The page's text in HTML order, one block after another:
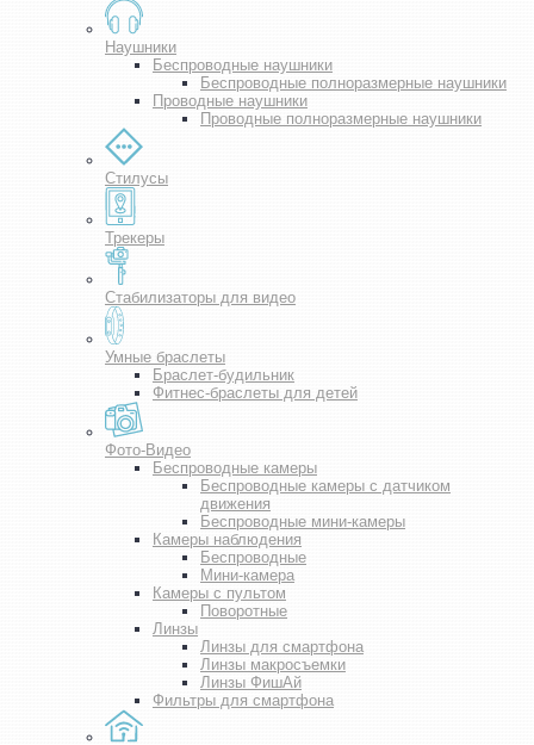
Наушники
Беспроводные наушники
Беспроводные полноразмерные наушники
Проводные наушники
Проводные полноразмерные наушники
Стилусы
Трекеры
Стабилизаторы для видео
Умные браслеты
Браслет-будильник
Фитнес-браслеты для детей
Фото-Видео
Беспроводные камеры
Беспроводные камеры с датчиком
движения
Беспроводные мини-камеры
Камеры наблюдения
Беспроводные
Мини-камера
Камеры с пультом
Поворотные
Линзы
Линзы для смартфона
Линзы макросъемки
Линзы ФишАй
Фильтры для смартфона